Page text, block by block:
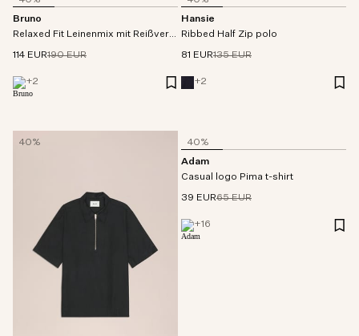
Bruno
Relaxed Fit Leinenmix mit Reißverschluss polo
114 EUR190 EUR
+2
Hansie
Ribbed Half Zip polo
81 EUR135 EUR
+2
40%
40%
Adam
Casual logo Pima t-shirt
39 EUR65 EUR
+16